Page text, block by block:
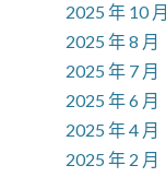
2025 年 10 月
2025 年 8 月
2025 年 7 月
2025 年 6 月
2025 年 4 月
2025 年 2 月